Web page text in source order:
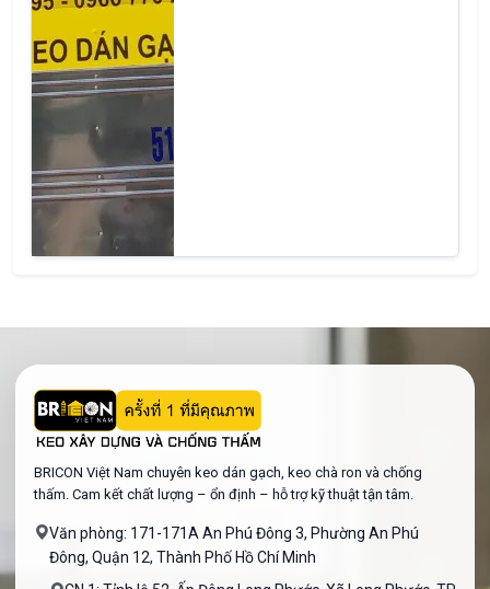
BRICON Việt Nam chuyên keo dán gạch, keo chà ron và chống
thấm. Cam kết chất lượng – ổn định – hỗ trợ kỹ thuật tận tâm.
Văn phòng: 171-171A An Phú Đông 3, Phường An Phú
Đông, Quận 12, Thành Phố Hồ Chí Minh